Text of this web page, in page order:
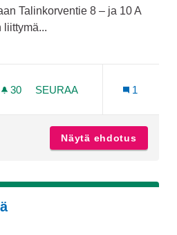
Talinkorventie 8 – ja 10 A
liittymä...
mukaan: Länsikeskus
30 30 SEURAAJAA
SEURAA
1
Näytä ehdotus